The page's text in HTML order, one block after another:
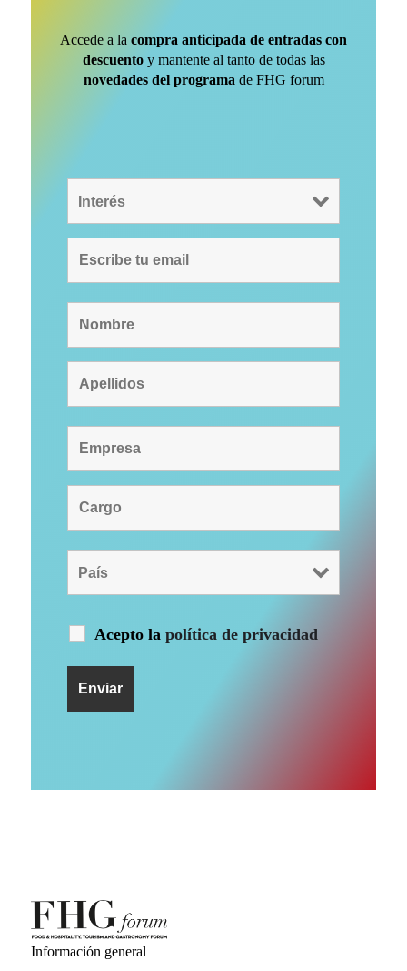
Accede a la compra anticipada de entradas con
descuentoy mantente al tanto de todas las
novedades del programa de FHG forum
Acepto lapolítica de privacidad
Información general